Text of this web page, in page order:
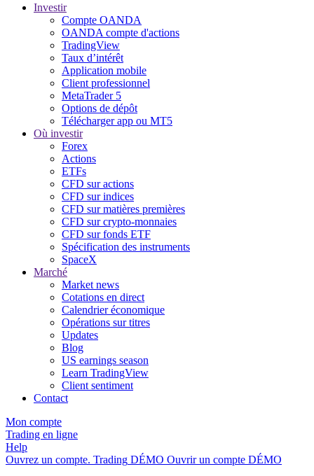
Investir
Compte OANDA
OANDA compte d'actions
TradingView
Taux d’intérêt
Application mobile
Client professionnel
MetaTrader 5
Options de dépôt
Télécharger app ou MT5
Où investir
Forex
Actions
ETFs
CFD sur actions
CFD sur indices
CFD sur matières premières
CFD sur crypto-monnaies
CFD sur fonds ETF
Spécification des instruments
SpaceX
Marché
Market news
Cotations en direct
Calendrier économique
Opérations sur titres
Updates
Blog
US earnings season
Learn TradingView
Client sentiment
Contact
Mon compte
Trading en ligne
Help
Ouvrez un compte. Trading DÉMO Ouvrir un compte DÉMO